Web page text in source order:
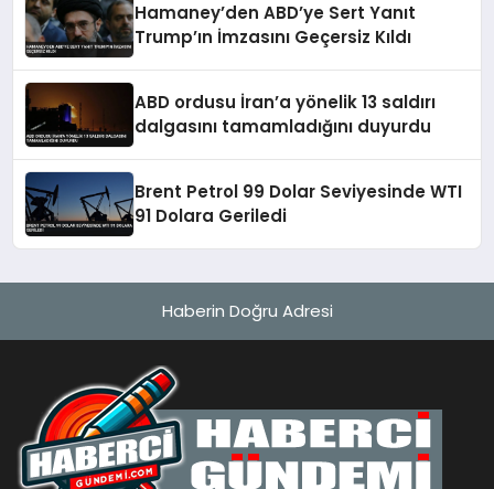
Hamaney’den ABD’ye Sert Yanıt
Trump’ın İmzasını Geçersiz Kıldı
ABD ordusu İran’a yönelik 13 saldırı
dalgasını tamamladığını duyurdu
Brent Petrol 99 Dolar Seviyesinde WTI
91 Dolara Geriledi
Haberin Doğru Adresi